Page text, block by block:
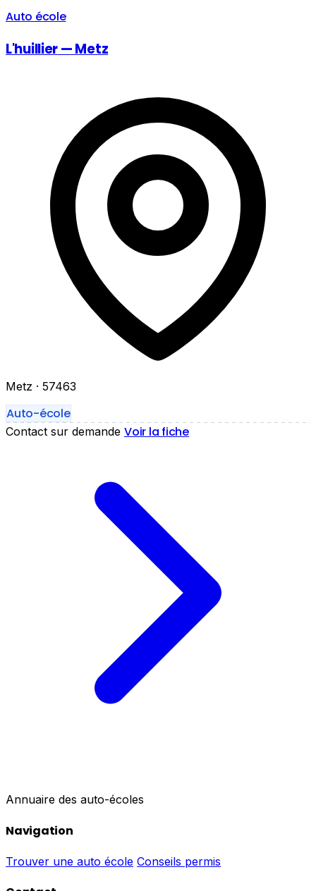
Auto école
L'huillier — Metz
Metz · 57463
Auto-école
Contact sur demande Voir la fiche
Annuaire des auto-écoles
Navigation
Trouver une auto école Conseils permis